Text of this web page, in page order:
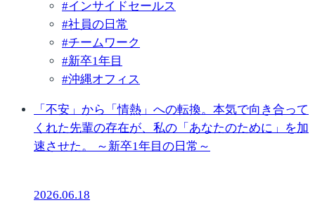
#インサイドセールス
#社員の日常
#チームワーク
#新卒1年目
#沖縄オフィス
「不安」から「情熱」への転換。本気で向き合って
くれた先輩の存在が、私の「あなたのために」を加
速させた。 ～新卒1年目の日常～
2026.06.18